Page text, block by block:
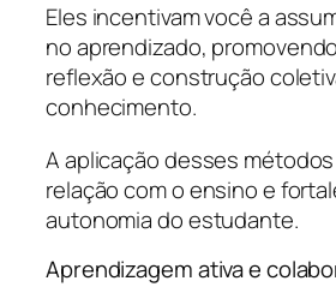
Eles incentivam você a
no aprendizado,
reflexão e construção
conhecimento.
A aplicação desses
relação com o ensino e
autonomia do estudante.
Aprendizagem ativa e